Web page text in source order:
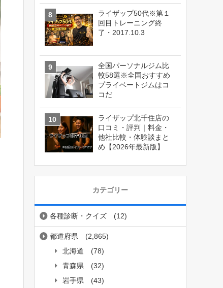
ライザップ50代※第１
回目トレーニング終
了・2017.10.3
全国パーソナルジム比
較58選※全国おすすめ
プライベートジムはコ
コだ
ライザップ北千住店の
口コミ・評判｜料金・
他社比較・体験談まと
め【2026年最新版】
カテゴリー
各種診断・クイズ (12)
都道府県
(2,865)
北海道
(78)
青森県
(32)
岩手県
(43)